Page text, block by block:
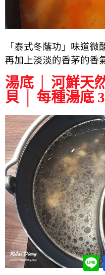
「泰式冬蔭功」味道微
再加上淡淡的香茅的香
湯底 │ 河鮮天
貝 │ 每種湯底
L
i